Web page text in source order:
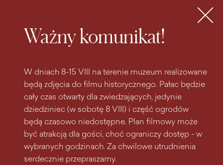
Ważny komunikat!
W dniach 8-15 VIII na terenie muzeum realizowane
będą zdjęcia do filmu historycznego. Pałac będzie
cały czas otwarty dla zwiedzających, jedynie
dziedziniec (w sobotę 8 VIII) i część ogrodów
będą czasowo niedostępne. Plan filmowy może
być atrakcją dla gości, choć ograniczy dostęp - w
wybranych godzinach. Za chwilowe utrudnienia
serdecznie przepraszamy.
MENU